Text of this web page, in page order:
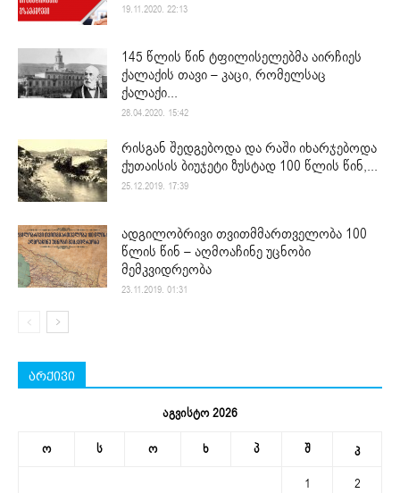
19.11.2020. 22:13
145 წლის წინ ტფილისელებმა აირჩიეს
ქალაქის თავი – კაცი, რომელსაც
ქალაქი...
28.04.2020. 15:42
რისგან შედგებოდა და რაში იხარჯებოდა
ქუთაისის ბიუჯეტი ზუსტად 100 წლის წინ,...
25.12.2019. 17:39
ადგილობრივი თვითმმართველობა 100
წლის წინ – აღმოაჩინე უცნობი
მემკვიდრეობა
23.11.2019. 01:31
არქივი
აგვისტო 2026
ო ს ო ხ პ შ კ
1
2